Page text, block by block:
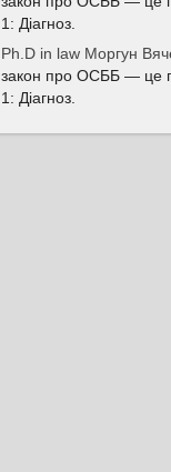
1: Діагноз.
Ph.D in law Моргун
закон про ОСББ — це
1: Діагноз.